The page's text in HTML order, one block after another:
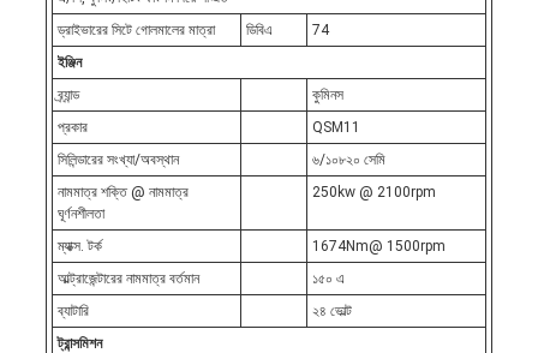
ড্রাইভারের সিটে গোলমালের মাত্রা
ডিবিএ
74
ইঞ্জিন
ব্র্যান্ড
কুমিনস
প্রকার
QSM11
সিলিন্ডারের সংখ্যা/অবস্থান
৬/১০৮২০ সেমি
নামমাত্র শক্তি @ নামমাত্র
ঘূর্ণনশীলতা
250kw @ 2100rpm
ম্যাক্স. টর্ক
1674Nm@ 1500rpm
আল্ট্রাজেন্টারের নামমাত্র বর্তমান
১৫০ এ
ব্যাটারি
২৪ ভোল্ট
ট্রান্সমিশন